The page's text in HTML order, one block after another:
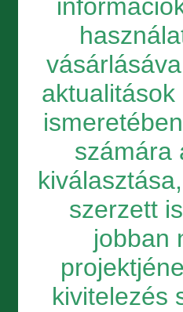
számára
szerzett
jobban
kivitelezés